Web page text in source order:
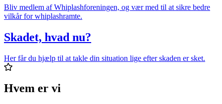
Bliv medlem af Whiplashforeningen, og vær med til at sikre bedre
vilkår for whiplashramte.
Skadet, hvad nu?
Her får du hjælp til at takle din situation lige efter skaden er sket.
Hvem er vi